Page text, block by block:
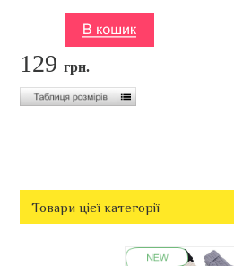
129грн.
Товари цієї категорії